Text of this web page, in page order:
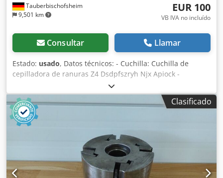
Tauberbischofsheim
9,501 km
EUR 100
VB IVA no incluído
Consultar Llamar
Estado: usado, Datos técnicos: - Cuchilla: Cuchilla de
cepilladora de ranuras Z4 Dsdpfszryh Njx Apiock -
Diámetro del círculo de corte (ø): 125 mm - Orificio: 50 mm
- Longitud: 130 mm - Material: Acero
Clasificado